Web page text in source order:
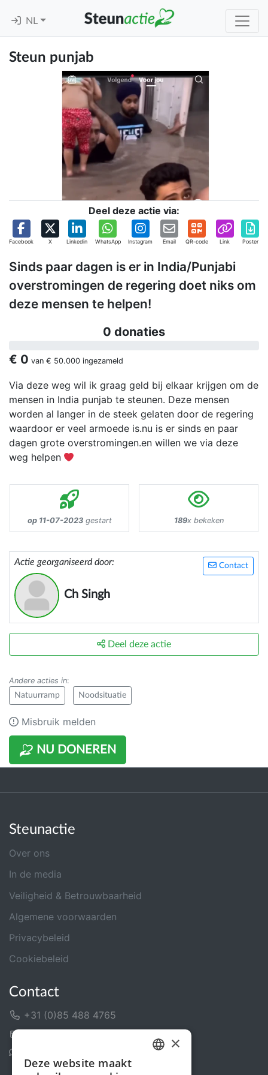
NL
Steun punjab
Deel deze actie via:
Facebook X Linkedin WhatsApp Instagram Email QR-code Link Poster
Sinds paar dagen is er in India/Punjabi
overstromingen de regering doet niks om
deze mensen te helpen!
0 donaties
€ 0 van € 50.000 ingezameld
Via deze weg wil ik graag geld bij elkaar krijgen om de
mensen in India punjab te steunen. Deze mensen
worden al langer in de steek gelaten door de regering
waardoor er veel armoede is.nu is er sinds en paar
dagen grote overstromingen.en willen we via deze
weg helpen
op 11-07-2023gestart 189x bekeken
Contact
Actie georganiseerd door:
Ch Singh
NU DONEREN
Deel deze actie
Andere acties in:
Natuurramp Noodsituatie
Misbruik melden
Steunactie
Over ons
In de media
Veiligheid & Betrouwbaarheid
Algemene voorwaarden
Privacybeleid
Cookiebeleid
Contact
+31 (0)85 488 4765
×
Deze website maakt